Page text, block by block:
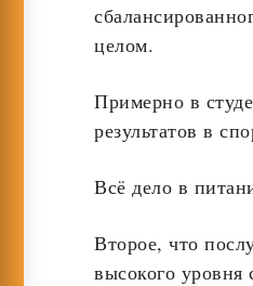
целом.
Примерно в
результатов в
Всё дело в
Второе, что
высокого уровня